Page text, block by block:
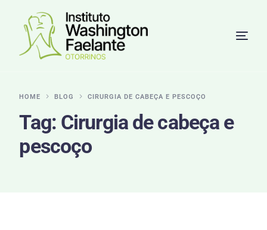
HOME BLOG CIRURGIA DE CABEÇA E PESCOÇO
Tag: Cirurgia de cabeça e
pescoço